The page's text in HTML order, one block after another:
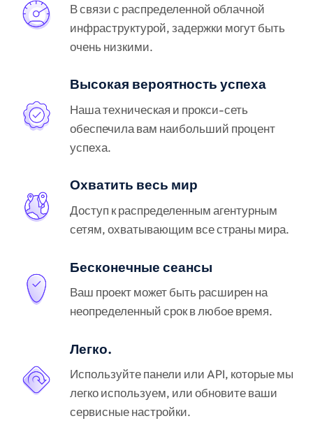
В связи с распределенной облачной
инфраструктурой, задержки могут быть
очень низкими.
Высокая вероятность успеха
Наша техническая и прокси-сеть
обеспечила вам наибольший процент
успеха.
Охватить весь мир
Доступ к распределенным агентурным
сетям, охватывающим все страны мира.
Бесконечные сеансы
Ваш проект может быть расширен на
неопределенный срок в любое время.
Легко.
Используйте панели или API, которые мы
легко используем, или обновите ваши
сервисные настройки.